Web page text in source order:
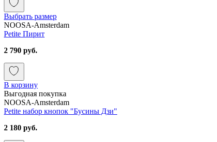
Выбрать размер
NOOSA-Amsterdam
Petite Пирит
2 790 руб.
В корзину
Выгодная покупка
NOOSA-Amsterdam
Petite набор кнопок "Бусины Дзи"
2 180 руб.